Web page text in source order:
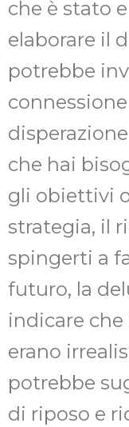
che è stato
elaborare il
potrebbe
che hai
gli obiettivi
strategia, il
spingerti a
futuro, la
indicare
erano
potrebbe
di riposo e